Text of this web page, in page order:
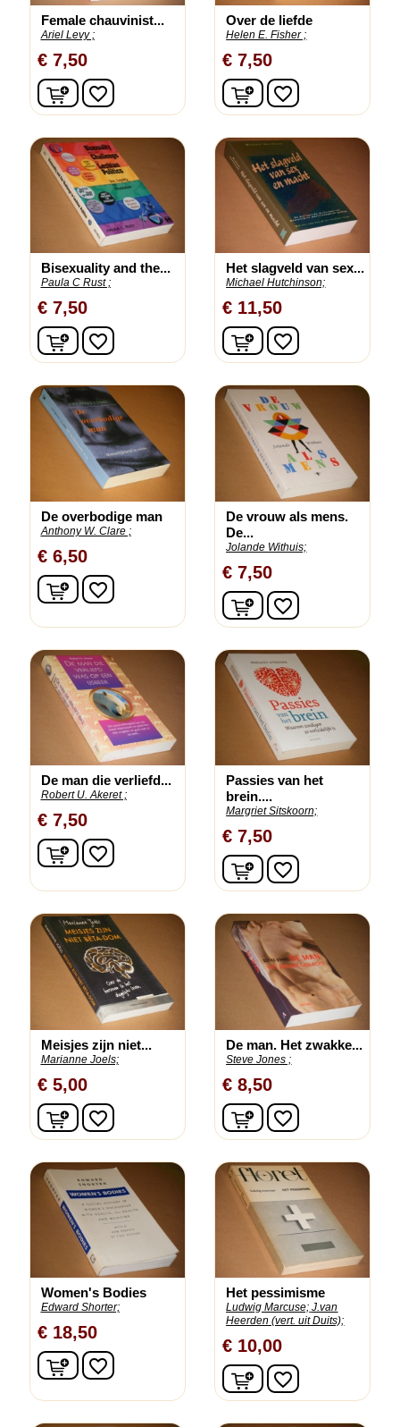
Female chauvinist...
Ariel Levy ;
€ 7,50
In winkelwagen
favorite_border
Over de liefde
Helen E. Fisher ;
€ 7,50
In winkelwagen
favorite_border
Bisexuality and the...
Paula C Rust ;
€ 7,50
In winkelwagen
favorite_border
Het slagveld van sex...
Michael Hutchinson;
€ 11,50
In winkelwagen
favorite_border
De overbodige man
Anthony W. Clare ;
€ 6,50
In winkelwagen
favorite_border
De vrouw als mens.
De...
Jolande Withuis;
€ 7,50
In winkelwagen
favorite_border
De man die verliefd...
Robert U. Akeret ;
€ 7,50
In winkelwagen
favorite_border
Passies van het
brein....
Margriet Sitskoorn;
€ 7,50
In winkelwagen
favorite_border
Meisjes zijn niet...
Marianne Joels;
€ 5,00
In winkelwagen
favorite_border
De man. Het zwakke...
Steve Jones ;
€ 8,50
In winkelwagen
favorite_border
Women's Bodies
Edward Shorter;
€ 18,50
In winkelwagen
favorite_border
Het pessimisme
Ludwig Marcuse; J.van
Heerden (vert. uit Duits);
€ 10,00
In winkelwagen
favorite_border